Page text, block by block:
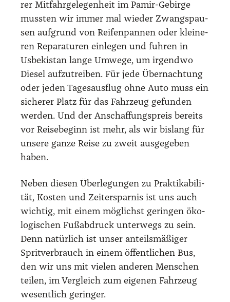
rer Mit­fahr­ge­le­gen­heit im Pamir-Gebir­ge
muss­ten wir immer mal wie­der Zwangs­pau­
sen auf­grund von Rei­fen­pan­nen oder klei­ne­
ren Repa­ra­tu­ren ein­le­gen und fuh­ren in
Usbe­ki­stan lan­ge Umwe­ge, um irgend­wo
Die­sel auf­zu­trei­ben. Für jede Über­nach­tung
oder jeden Tages­aus­flug ohne Auto muss ein
siche­rer Platz für das Fahr­zeug gefun­den
wer­den. Und der Anschaf­fungs­preis bereits
vor Rei­se­be­ginn ist mehr, als wir bis­lang für
unse­re gan­ze Rei­se zu zweit aus­ge­ge­ben
haben.
Neben die­sen Über­le­gun­gen zu Prak­ti­ka­bi­li­
tät, Kos­ten und Zeit­er­spar­nis ist uns auch
wich­tig, mit einem mög­lichst gerin­gen öko­
lo­gi­schen Fuß­ab­druck unter­wegs zu sein.
Denn natür­lich ist unser anteils­mä­ßi­ger
Sprit­ver­brauch in einem öffent­li­chen Bus,
den wir uns mit vie­len ande­ren Men­schen
tei­len, im Ver­gleich zum eige­nen Fahr­zeug
wesent­lich gerin­ger.